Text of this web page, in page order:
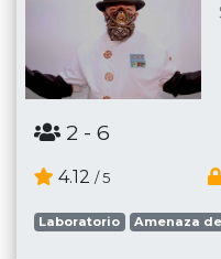
2 - 6
4.12 / 5
Laboratorio Amenaza